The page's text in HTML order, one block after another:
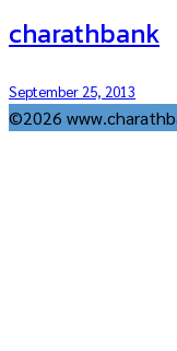
charathbank
September 25, 2013
©2026